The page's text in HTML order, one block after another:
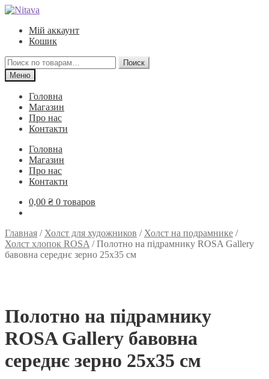
Перейти
навигации
Перейти
содержимому
Мій аккаунт
Кошик
Искать:
Поиск
Меню
Головна
Магазин
Про нас
Контакти
Головна
Магазин
Про нас
Контакти
0,00 ₴ 0 товаров
Главная / Холст для художников / Холст на подрамнике /
Холст хлопок ROSA /Полотно на підрамнику ROSA Gallery
бавовна середнє зерно 25х35 см
Полотно на підрамнику
ROSA Gallery бавовна
середнє зерно 25х35 см